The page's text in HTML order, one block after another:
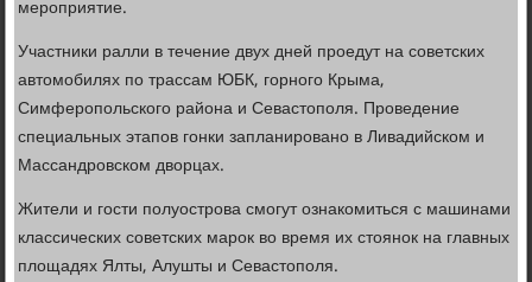
мероприятие.
Участники ралли в течение двух дней проедут на советских
автомобилях по трассам ЮБК, горного Крыма,
Симферопольского района и Севастополя. Проведение
специальных этапов гонки запланировано в Ливадийском и
Массандровском дворцах.
Жители и гости полуострова смогут ознакомиться с машинами
классических советских марок во время их стоянок на главных
площадях Ялты, Алушты и Севастополя.